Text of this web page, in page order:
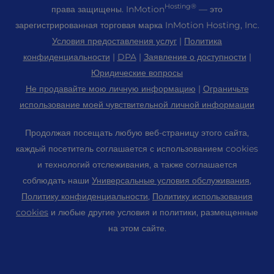
Реселлерские VPS
Ценообразование
Приборная панель WebPro
Linux-хостинг
Magento Хостинг
Хостинг серверов Minecraft
PHP-хостинг
Хостинг для Ubuntu
WooCommerce
Премьер-поддержка
Ресурсы
Общественная поддержка
WordPress Учебники
Управляемый хостинг
Миграция сайтов
Свяжитесь с нами
Центр обработки данных в Лос-Анджелесе
Центр обработки данных в Эшберне
Нажми
Карьера
Блог
Партнерская программа
Партнерская программа агентства
Пригласи друга
Карта сайта
права защищены. InMotionHosting® — это
зарегистрированная торговая марка InMotion Hosting, Inc.
Условия предоставления услуг | Политика
конфиденциальности | DPA| Заявление о доступности |
Юридические вопросы
Не продавайте мою личную информацию | Ограничьте
использование моей чувствительной личной информации
Продолжая посещать любую веб-страницу этого сайта,
каждый посетитель соглашается с использованием cookies
и технологий отслеживания, а также соглашается
соблюдать наши Универсальные условия обслуживания,
Политику конфиденциальности, Политику использования
cookies и любые другие условия и политики, размещенные
на этом сайте.